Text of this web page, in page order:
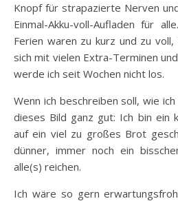
Knopf für strapazierte Nerven
Einmal-Akku-voll-Aufladen für
Ferien waren zu kurz und zu
sich mit vielen Extra-Terminen
werde ich seit Wochen nicht los.
Wenn ich beschreiben soll, wie
dieses Bild ganz gut: Ich bin ein
auf ein viel zu großes Brot
dünner, immer noch ein
alle(s) reichen.
Ich wäre so gern